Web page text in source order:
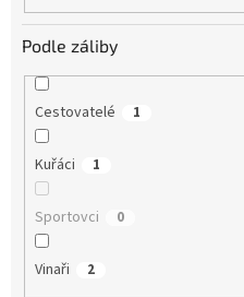
Podle záliby
Cestovatelé 1
Kuřáci 1
Sportovci 0
Vinaři 2